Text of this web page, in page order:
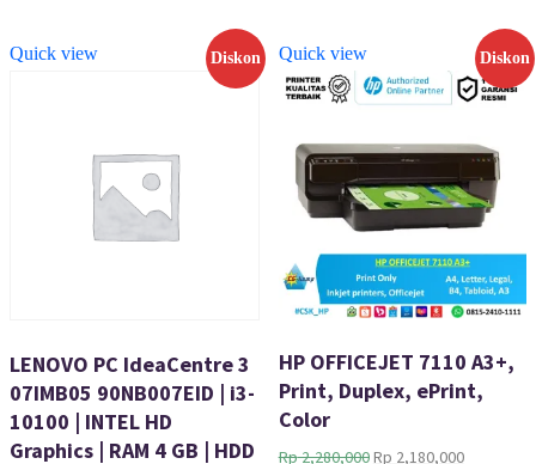
Quick view Diskon
LENOVO PC IdeaCentre 3
07IMB05 90NB007EID | i3-
10100 | INTEL HD
Graphics | RAM 4 GB | HDD
Quick view Diskon
HP OFFICEJET 7110 A3+,
Print, Duplex, ePrint,
Color
Rp2,280,000Harga
Rp 2,180,000Harga